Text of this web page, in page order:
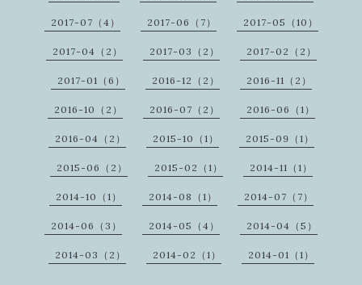
2017-07（4） 2017-06（7） 2017-05（10）
2017-04（2） 2017-03（2） 2017-02（2）
2017-01（6） 2016-12（2） 2016-11（2）
2016-10（2） 2016-07（2） 2016-06（1）
2016-04（2） 2015-10（1） 2015-09（1）
2015-06（2） 2015-02（1） 2014-11（1）
2014-10（1） 2014-08（1） 2014-07（7）
2014-06（3） 2014-05（4） 2014-04（5）
2014-03（2） 2014-02（1） 2014-01（1）